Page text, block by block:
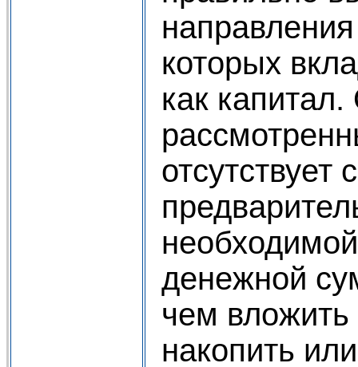
которых
как
отсутствует
денежной
чем вложить
накопить